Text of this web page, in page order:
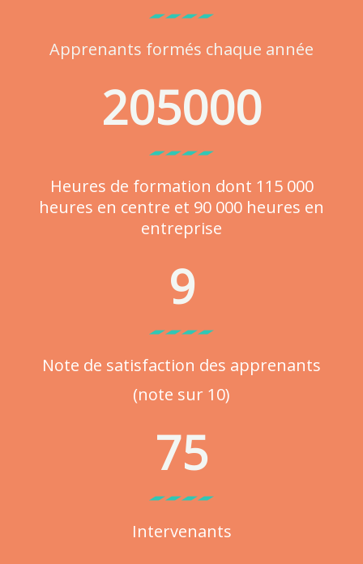
Apprenants formés chaque année
205000
Heures de formation dont 115 000
heures en centre et 90 000 heures en
entreprise
9
Note de satisfaction des apprenants
(note sur 10)
75
Intervenants